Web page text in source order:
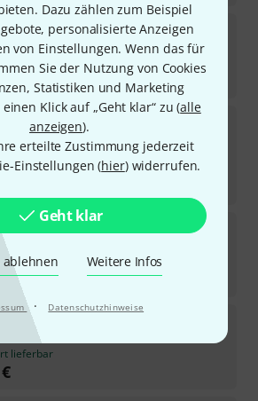
Dazu zählen zum Beispiel
personalisierte Anzeigen
von Einstellungen. Wenn das für
Sie der Nutzung von Cookies
Statistiken und Marketing
Klick auf „Geht klar“ zu (alle
anzeigen).
erteilte Zustimmung jederzeit
Einstellungen (hier) widerrufen.
Geht klar
ablehnen Weitere Infos
· Datenschutzhinweise
Case 4/4 BK/BL
4
lieferbar
Cleaning Fluid
30
lieferbar
€
Cello Bag 4/4 BK 15mm
lieferbar
Kevlar Tailgut Cello
lieferbar
€